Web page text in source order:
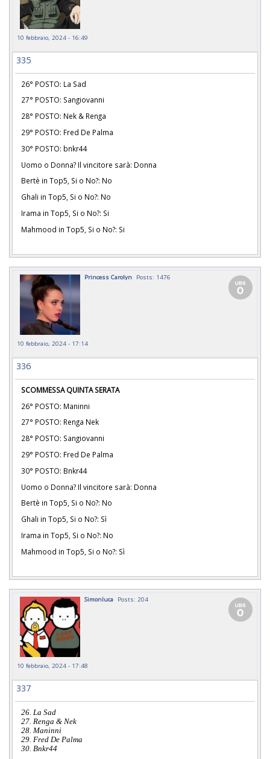
10 febbraio, 2024 - 16:49
335
26° POSTO: La Sad
27° POSTO: Sangiovanni
28° POSTO: Nek & Renga
29° POSTO: Fred De Palma
30° POSTO: bnkr44
Uomo o Donna? Il vincitore sarà: Donna
Bertè in Top5, Si o No?: No
Ghali in Top5, Si o No?: No
Irama in Top5, Si o No?: Si
Mahmood in Top5, Si o No?: Si
Princess Carolyn Posts: 1476
10 febbraio, 2024 - 17:14
336
SCOMMESSA QUINTA SERATA
26° POSTO: Maninni
27° POSTO: Renga Nek
28° POSTO: Sangiovanni
29° POSTO: Fred De Palma
30° POSTO: Bnkr44
Uomo o Donna? Il vincitore sarà: Donna
Bertè in Top5, Si o No?: No
Ghali in Top5, Si o No?: Sì
Irama in Top5, Si o No?: No
Mahmood in Top5, Si o No?: Sì
Simonluca Posts: 204
10 febbraio, 2024 - 17:48
337
26. La Sad
27. Renga & Nek
28. Maninni
29. Fred De Palma
30. Bnkr44